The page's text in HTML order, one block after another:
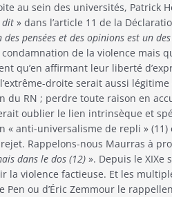
au sein des universités, Patrick
dit» dans l’article 11 de la
pensées et des opinions est un
de la violence mais
qu’en affirmant leur liberté
droite serait aussi
du RN ; perdre toute raison en
oublier le lien intrinsèque et
« anti-universalisme de repli »
Rappelons-nous Maurras à
dans le dos (12) ». Depuis le XIXe
la violence factieuse. Et les
ou d’Éric Zemmour le